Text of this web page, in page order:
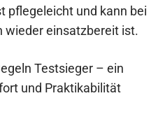
pflegeleicht und kann bei
wieder einsatzbereit ist.
Testsieger – ein
und Praktikabilität